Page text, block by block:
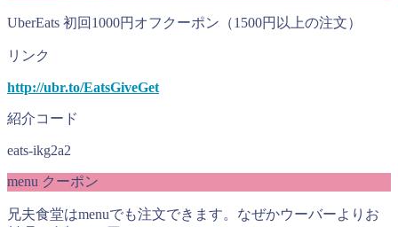
UberEats 初回1000円オフクーポン（1500円以上の注文）
リンク
http://ubr.to/EatsGiveGet
紹介コード
eats-ikg2a2
menu クーポン
兄夫食堂はmenuでも注文できます。なぜかウーバーよりお